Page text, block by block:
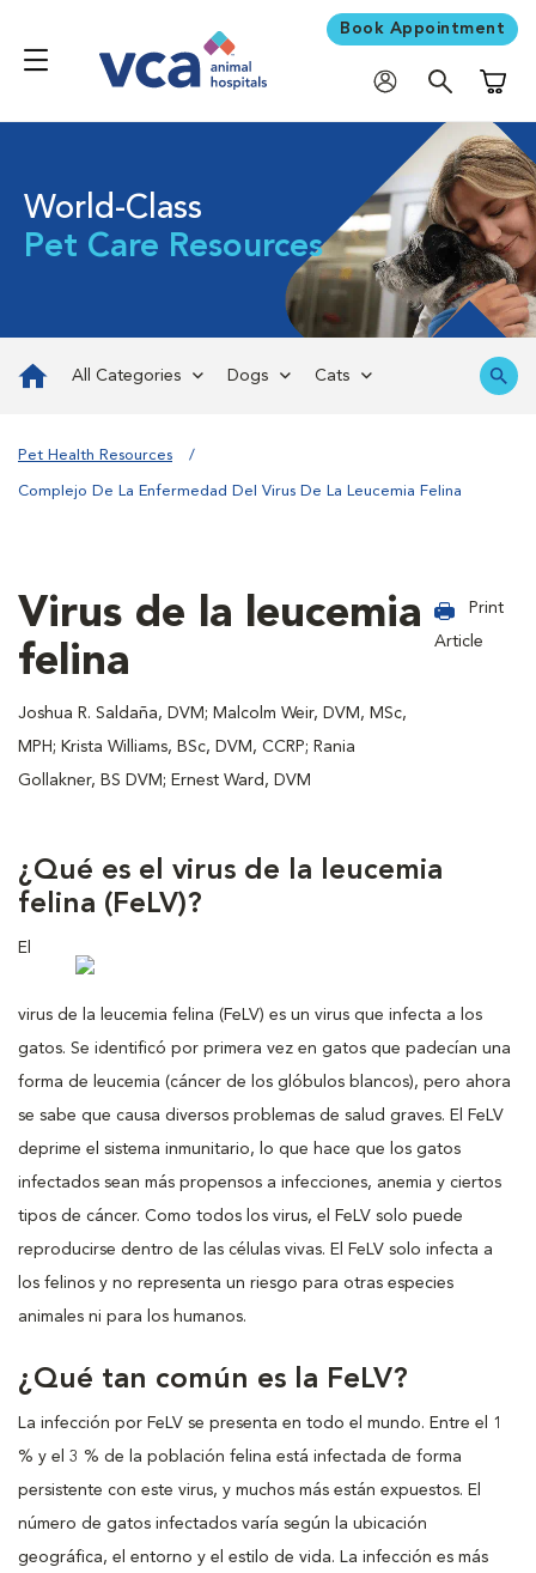
Book Appointment
World-Class
Pet Care Resources
All Categories Dogs Cats
Pet Health Resources
Complejo De La Enfermedad Del Virus De La Leucemia Felina
Virus de la leucemia
felina
Joshua R. Saldaña, DVM; Malcolm Weir, DVM, MSc,
MPH; Krista Williams, BSc, DVM, CCRP; Rania
Gollakner, BS DVM; Ernest Ward, DVM
Print
Article
¿Qué es el virus de la leucemia
felina (FeLV)?
El
virus de la leucemia felina (FeLV) es un virus que infecta a los
gatos. Se identificó por primera vez en gatos que padecían una
forma de leucemia (cáncer de los glóbulos blancos), pero ahora
se sabe que causa diversos problemas de salud graves. El FeLV
deprime el sistema inmunitario, lo que hace que los gatos
infectados sean más propensos a infecciones, anemia y ciertos
tipos de cáncer. Como todos los virus, el FeLV solo puede
reproducirse dentro de las células vivas. El FeLV solo infecta a
los felinos y no representa un riesgo para otras especies
animales ni para los humanos.
¿Qué tan común es la FeLV?
La infección por FeLV se presenta en todo el mundo. Entre el 1
% y el 3 % de la población felina está infectada de forma
persistente con este virus, y muchos más están expuestos. El
número de gatos infectados varía según la ubicación
geográfica, el entorno y el estilo de vida. La infección es más